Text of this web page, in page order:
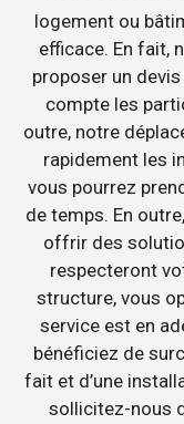
logement ou
efficace. En fait,
proposer un
compte les
outre, notre
rapidement les
vous pourrez
de temps. En
offrir des
respecteront
structure, vous
service est en
bénéficiez de
fait et d’une
sollicitez-nous